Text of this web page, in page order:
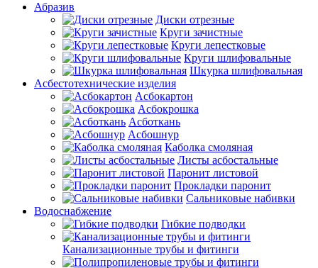
Абразив
Диски отрезные
Круги зачистные
Круги лепестковые
Круги шлифовальные
Шкурка шлифовальная
Асбестотехнические изделия
Асбокартон
Асбокрошка
Асботкань
Асбошнур
Каболка смоляная
Листы асбостальные
Паронит листовой
Прокладки паронит
Сальниковые набивки
Водоснабжение
Гибкие подводки
Канализационные трубы и фитинги